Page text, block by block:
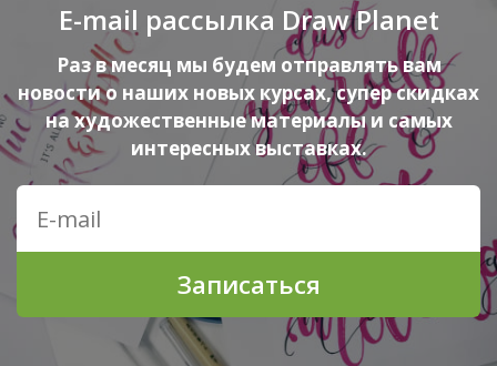
E-mail рассылка Draw Planet
Раз в месяц мы будем отправлять вам
новости о наших новых курсах, супер скидках
на художественные материалы и самых
интересных выставках.
Записаться